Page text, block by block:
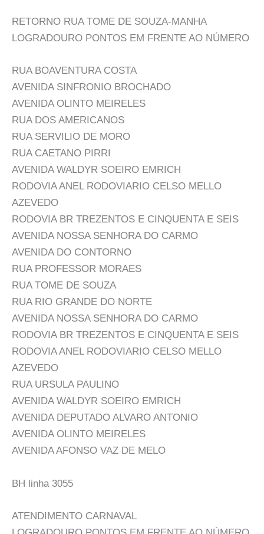
RETORNO RUA TOME DE SOUZA-MANHA
LOGRADOURO PONTOS EM FRENTE AO NÚMERO
RUA BOAVENTURA COSTA
AVENIDA SINFRONIO BROCHADO
AVENIDA OLINTO MEIRELES
RUA DOS AMERICANOS
RUA SERVILIO DE MORO
RUA CAETANO PIRRI
AVENIDA WALDYR SOEIRO EMRICH
RODOVIA ANEL RODOVIARIO CELSO MELLO
AZEVEDO
RODOVIA BR TREZENTOS E CINQUENTA E SEIS
AVENIDA NOSSA SENHORA DO CARMO
AVENIDA DO CONTORNO
RUA PROFESSOR MORAES
RUA TOME DE SOUZA
RUA RIO GRANDE DO NORTE
AVENIDA NOSSA SENHORA DO CARMO
RODOVIA BR TREZENTOS E CINQUENTA E SEIS
RODOVIA ANEL RODOVIARIO CELSO MELLO
AZEVEDO
RUA URSULA PAULINO
AVENIDA WALDYR SOEIRO EMRICH
AVENIDA DEPUTADO ALVARO ANTONIO
AVENIDA OLINTO MEIRELES
AVENIDA AFONSO VAZ DE MELO
BH linha 3055
ATENDIMENTO CARNAVAL